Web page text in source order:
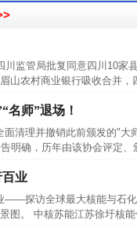
监管局批复同意四川10
山农村商业银行吸收合并
名师”退场！
清理并撤销此前颁发的"大
确，历年由该协会评定、
业
——探访全球最大核能与石
图。 中核苏能江苏徐圩核